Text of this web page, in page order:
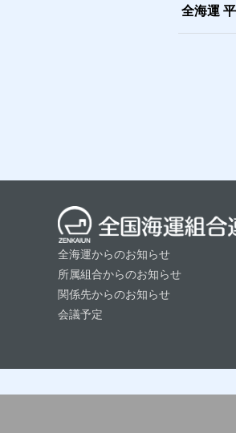
全海運
全海運からのお知らせ
所属組合からのお知らせ
関係先からのお知らせ
会議予定